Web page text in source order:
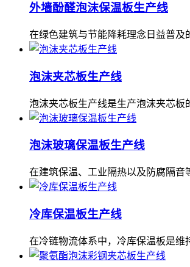
外墙酚醛泡沫保温板生产线
在绿色建筑与节能降耗理念日益普
泡沫夹芯板生产线
泡沫夹芯板生产线是生产泡沫夹芯
泡沫玻璃保温板生产线
在建筑保温、工业隔热以及防腐隔
冷库保温板生产线
在冷链物流体系中，冷库保温板是